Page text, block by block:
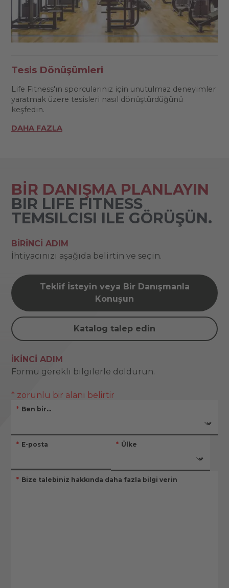
Tesis Dönüşümleri
Life Fitness'ın sporcularınız için unutulmaz deneyimler
yaratmak üzere tesisleri nasıl dönüştürdüğünü
keşfedin.
DAHA FAZLA
BİR DANIŞMA PLANLAYIN
BIR LIFE FITNESS
TEMSILCISI ILE GÖRÜŞÜN.
BIRINCI ADIM
İhtiyacınızı aşağıda belirtin ve seçin.
Teklif İsteyin veya Bir Danışmanla
Konuşun
Katalog talep edin
İKINCI ADIM
Formu gerekli bilgilerle doldurun.